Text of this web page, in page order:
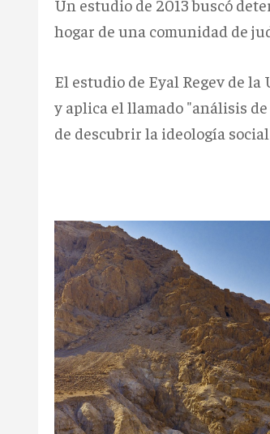
Un estudio de 2013 buscó
hogar de una comunidad de
El estudio de Eyal Regev de
y aplica el llamado "análisis
de descubrir la ideología